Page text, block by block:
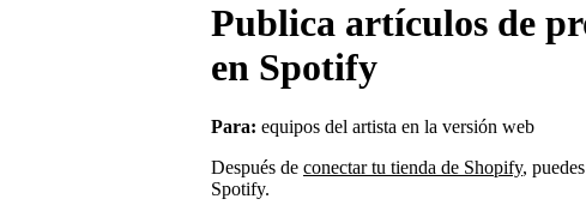
Publica artículos de
en Spotify
Para: equipos del artista en la versión web
Después de conectar tu tienda de Shopify,
Spotify.